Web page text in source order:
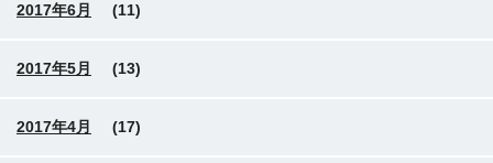
2017年6月 (11)
2017年5月 (13)
2017年4月 (17)